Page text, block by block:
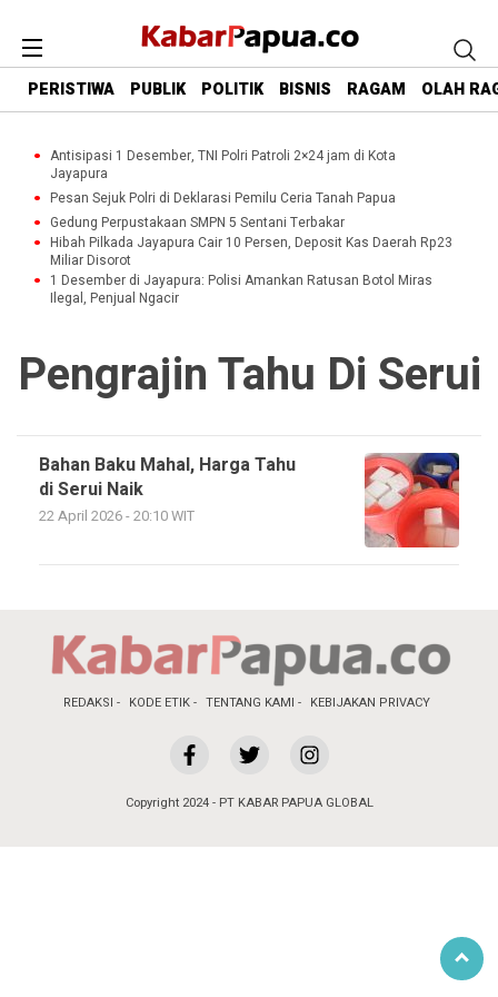
PERISTIWA PUBLIK POLITIK BISNIS RAGAM OLAH
Antisipasi 1 Desember, TNI Polri Patroli 2×24 jam di Kota
Jayapura
Pesan Sejuk Polri di Deklarasi Pemilu Ceria Tanah Papua
Gedung Perpustakaan SMPN 5 Sentani Terbakar
Hibah Pilkada Jayapura Cair 10 Persen, Deposit Kas Daerah Rp23
Miliar Disorot
1 Desember di Jayapura: Polisi Amankan Ratusan Botol Miras
Ilegal, Penjual Ngacir
Pengrajin Tahu Di Serui
Bahan Baku Mahal, Harga Tahu
di Serui Naik
22 April 2026 - 20:10 WIT
REDAKSI KODE ETIK TENTANG KAMI KEBIJAKAN PRIVACY
Copyright 2024 - PT KABAR PAPUA GLOBAL